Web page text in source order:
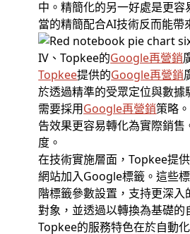
中。精簡化的另一好處是更
當的精簡配合AI技術反而能帶
IV、Topkee的Google再營銷
Topkee提供的Google再營銷
於透過精準的受眾定位與數
需要採用Google再營銷策略
告效果更容易轉化為實際銷
度。
在技術實施層面，Topkee提
網站加入Google標籤。這些
階標籤參數設置，支持更深
對象，並透過以轉換為基礎
Topkee的服務特色在於自動